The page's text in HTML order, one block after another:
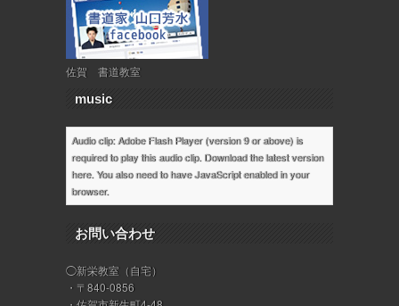
佐賀 書道教室
music
Audio clip: Adobe Flash Player (version 9 or above) is
required to play this audio clip. Download the latest version
here. You also need to have JavaScript enabled in your
browser.
お問い合わせ
◯新栄教室（自宅）
・〒840-0856